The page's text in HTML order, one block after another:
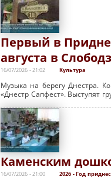
Первый в
августа в
16/07/2026 - 21:02 Культура
Музыка на берегу Днестра.
«Днестр Сапфест». Выступят
Каменским
16/07/2026 - 21:00 2026 - Год